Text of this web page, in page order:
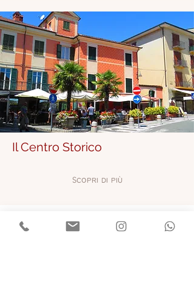
Il Centro Storico
Scopri di più